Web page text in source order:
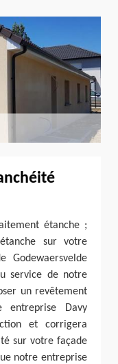
étanche ;
sur votre
service de notre
un revêtement
entreprise Davy
et corrigera
sur votre façade
notre entreprise